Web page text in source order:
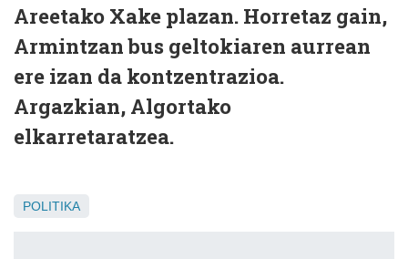
Areetako Xake plazan. Horretaz gain,
Armintzan bus geltokiaren aurrean
ere izan da kontzentrazioa.
Argazkian, Algortako
elkarretaratzea.
POLITIKA